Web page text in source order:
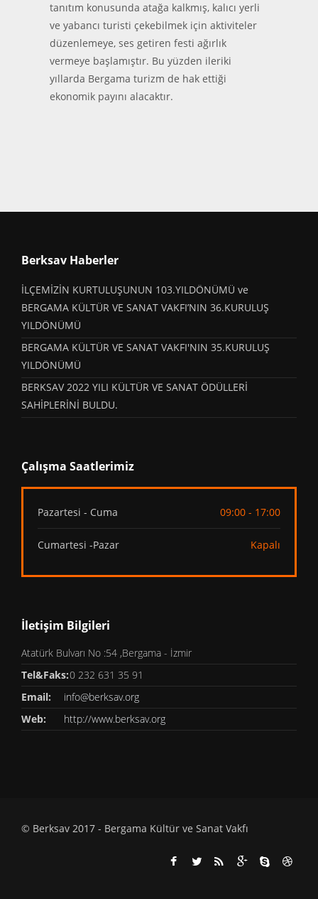
tanıtım konusunda atağa kalkmış, kalıcı yerli
ve yabancı turisti çekebilmek için aktiviteler
düzenlemeye, ses getiren festi ağırlık
vermeye başlamıştır. Bu yüzden ileriki
yıllarda Bergama turizm de hak ettiği
ekonomik payını alacaktır.
Berksav Haberler
İLÇEMİZİN KURTULUŞUNUN 103.YILDÖNÜMÜ ve
BERGAMA KÜLTÜR VE SANAT VAKFI’NIN 36.KURULUŞ
YILDÖNÜMÜ
BERGAMA KÜLTÜR VE SANAT VAKFI'NIN 35.KURULUŞ
YILDÖNÜMÜ
BERKSAV 2022 YILI KÜLTÜR VE SANAT ÖDÜLLERİ
SAHİPLERİNİ BULDU.
Çalışma Saatlerimiz
Pazartesi - Cuma 09:00 - 17:00
Cumartesi -Pazar Kapalı
İletişim Bilgileri
Atatürk Bulvarı No :54 ,Bergama - İzmir
Tel&Faks:0 232 631 35 91
Email:
info@berksav.org
Web:
http://www.berksav.org
© Berksav 2017 - Bergama Kültür ve Sanat Vakfı